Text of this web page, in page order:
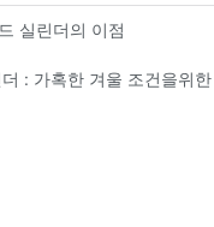
실린더의 이점
: 가혹한 겨울 조건을위